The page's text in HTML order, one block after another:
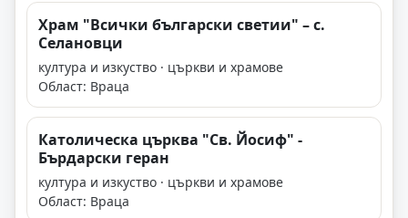
Храм "Всички български светии" – с.
Селановци
култура и изкуство · църкви и храмове
Област: Враца
Католическа църква "Св. Йосиф" -
Бърдарски геран
култура и изкуство · църкви и храмове
Област: Враца